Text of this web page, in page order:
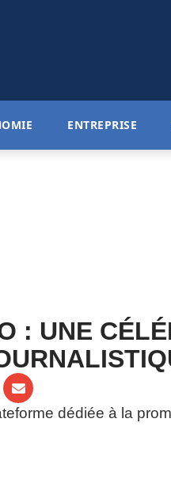
ENTREPRISE
: UNE